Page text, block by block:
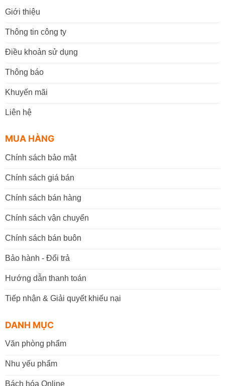
Giới thiệu
Thông tin công ty
Điều khoản sử dụng
Thông báo
Khuyến mãi
Liên hệ
MUA HÀNG
Chính sách bảo mật
Chính sách giá bán
Chính sách bán hàng
Chính sách vận chuyển
Chính sách bán buôn
Bảo hành - Đổi trả
Hướng dẫn thanh toán
Tiếp nhận & Giải quyết khiếu nại
DANH MỤC
Văn phòng phẩm
Nhu yếu phẩm
Bách hóa Online